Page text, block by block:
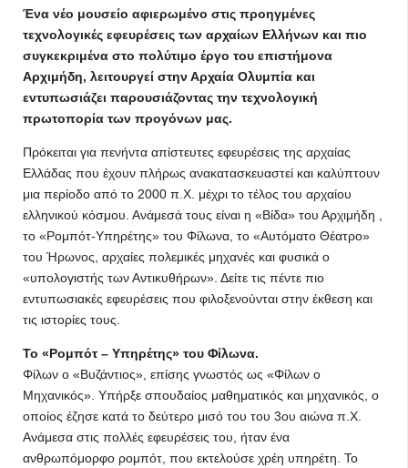
Ένα νέο μουσείο αφιερωμένο στις προηγμένες
τεχνολογικές εφευρέσεις των αρχαίων Ελλήνων και πιο
συγκεκριμένα στο πολύτιμο έργο του επιστήμονα
Αρχιμήδη, λειτουργεί στην Αρχαία Ολυμπία και
εντυπωσιάζει παρουσιάζοντας την τεχνολογική
πρωτοπορία των προγόνων μας.
Πρόκειται για πενήντα απίστευτες εφευρέσεις της αρχαίας
Ελλάδας που έχουν πλήρως ανακατασκευαστεί και καλύπτουν
μια περίοδο από το 2000 π.Χ. μέχρι το τέλος του αρχαίου
ελληνικού κόσμου. Ανάμεσά τους είναι η «Βίδα» του Αρχιμήδη ,
το «Ρομπότ-Υπηρέτης» του Φίλωνα, το «Αυτόματο Θέατρο»
του Ήρωνος, αρχαίες πολεμικές μηχανές και φυσικά ο
«υπολογιστής των Αντικυθήρων». Δείτε τις πέντε πιο
εντυπωσιακές εφευρέσεις που φιλοξενούνται στην έκθεση και
τις ιστορίες τους.
Το «Ρομπότ – Υπηρέτης» του Φίλωνα.
Φίλων ο «Βυζάντιος», επίσης γνωστός ως «Φίλων ο
Μηχανικός». Υπήρξε σπουδαίος μαθηματικός και μηχανικός, ο
οποίος έζησε κατά το δεύτερο μισό του του 3ου αιώνα π.Χ.
Ανάμεσα στις πολλές εφευρέσεις του, ήταν ένα
ανθρωπόμορφο ρομπότ, που εκτελούσε χρέη υπηρέτη. Το